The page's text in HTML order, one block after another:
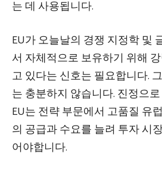
는 데 사용됩니다.
EU가 오늘날의 경쟁 지정학 및
서 자체적으로 보유하기 위해
고 있다는 신호는 필요합니다.
는 충분하지 않습니다. 진정으
EU는 전략 부문에서 고품질 유
의 공급과 수요를 늘려 투자 시
어야합니다.